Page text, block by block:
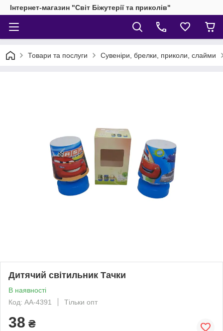
Інтернет-магазин "Світ Біжутерії та приколів"
Товари та послуги Сувеніри, брелки, приколи, слайми
Дитячий світильник Тачки
В наявності
Код: АА-4391
Тільки опт
38 ₴